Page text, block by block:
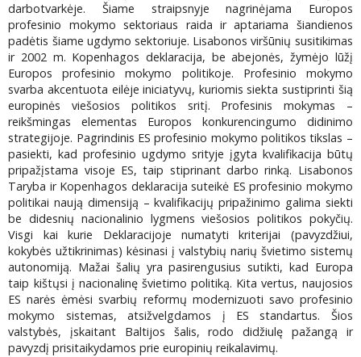
darbotvarkėje. Šiame straipsnyje nagrinėjama Europos
profesinio mokymo sektoriaus raida ir aptariama šiandienos
padėtis šiame ugdymo sektoriuje. Lisabonos viršūnių susitikimas
ir 2002 m. Kopenhagos deklaracija, be abejonės, žymėjo lūžį
Europos profesinio mokymo politikoje. Profesinio mokymo
svarba akcentuota eilėje iniciatyvų, kuriomis siekta sustiprinti šią
europinės viešosios politikos sritį. Profesinis mokymas –
reikšmingas elementas Europos konkurencingumo didinimo
strategijoje. Pagrindinis ES profesinio mokymo politikos tikslas –
pasiekti, kad profesinio ugdymo srityje įgyta kvalifikacija būtų
pripažįstama visoje ES, taip stiprinant darbo rinką. Lisabonos
Taryba ir Kopenhagos deklaracija suteikė ES profesinio mokymo
politikai naują dimensiją – kvalifikacijų pripažinimo galima siekti
be didesnių nacionalinio lygmens viešosios politikos pokyčių.
Visgi kai kurie Deklaracijoje numatyti kriterijai (pavyzdžiui,
kokybės užtikrinimas) kėsinasi į valstybių narių švietimo sistemų
autonomiją. Mažai šalių yra pasirengusius sutikti, kad Europa
taip kištųsi į nacionalinę švietimo politiką. Kita vertus, naujosios
ES narės ėmėsi svarbių reformų modernizuoti savo profesinio
mokymo sistemas, atsižvelgdamos į ES standartus. Šios
valstybės, įskaitant Baltijos šalis, rodo didžiulę pažangą ir
pavyzdį prisitaikydamos prie europinių reikalavimų.